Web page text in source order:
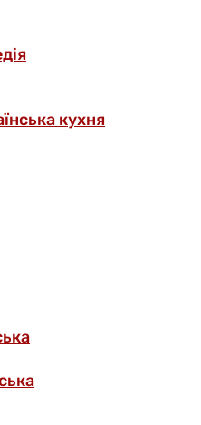
кухня